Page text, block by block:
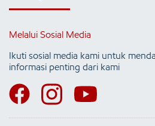
Melalui Sosial Media
Ikuti sosial media kami untuk
informasi penting dari kami